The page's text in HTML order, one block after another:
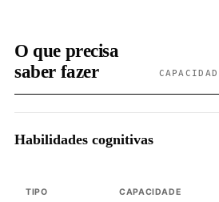
O que precisa
saber fazer
Habilidades cognitivas
TIPO CAPACIDADE